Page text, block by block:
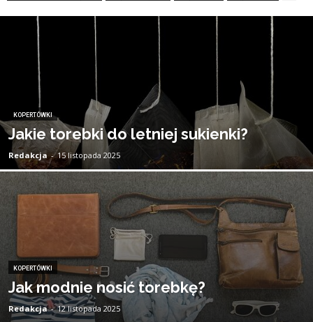
KOPERTÓWKI
Jakie torebki do letniej sukienki?
Redakcja - 15 listopada 2025
KOPERTÓWKI
Jak modnie nosić torebkę?
Redakcja - 12 listopada 2025